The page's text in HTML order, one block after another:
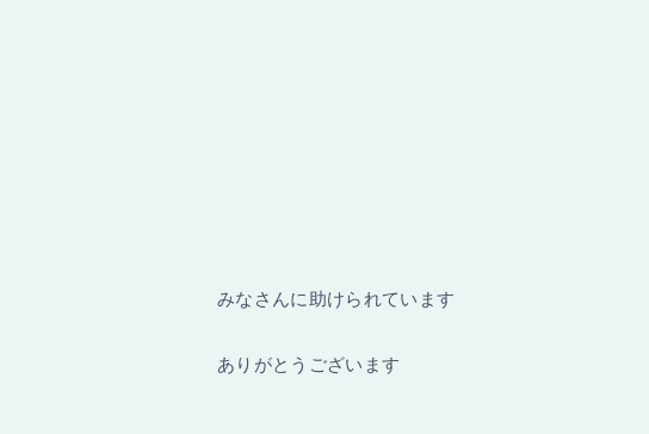
みなさんに助けられています
ありがとうございます